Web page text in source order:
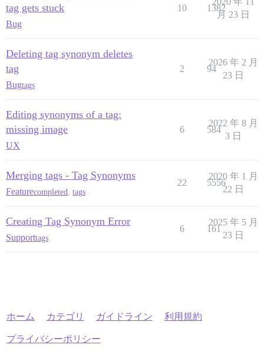
tag gets stuck
Bug
10 1382
月 23 日
Deleting tag synonym deletes
tag
Bugtags
2 94
2026 年 2 月
23 日
Editing synonyms of a tag:
missing image
UX
6 584
2022 年 8 月
3 日
Merging tags - Tag Synonyms
Featurecompleted tags
22 5556
2020 年 1 月
22 日
Creating Tag Synonym Error
Supporttags
6 161
2025 年 5 月
23 日
ホーム カテゴリ ガイドライン 利用規約
プライバシーポリシー